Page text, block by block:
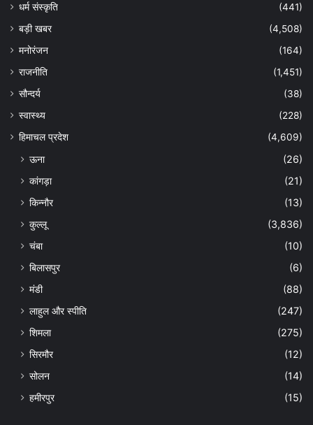
धर्म संस्कृति
(441)
बड़ी खबर
(4,508)
मनोरंजन
(164)
राजनीति
(1,451)
सौन्दर्य
(38)
स्वास्थ्य
(228)
हिमाचल प्रदेश
(4,609)
ऊना
(26)
कांगड़ा
(21)
किन्नौर
(13)
कुल्लू
(3,836)
चंबा
(10)
बिलासपुर
(6)
मंडी
(88)
लाहुल और स्पीति
(247)
शिमला
(275)
सिरमौर
(12)
सोलन
(14)
हमीरपुर
(15)